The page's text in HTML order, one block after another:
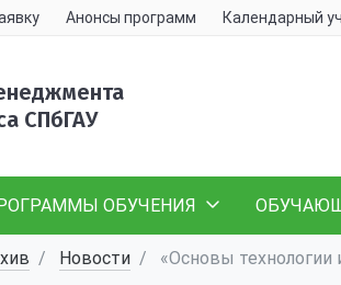
Анонсы программ Календарный
СПбГАУ
ОБУЧЕНИЯ
Новости «Основы технологии